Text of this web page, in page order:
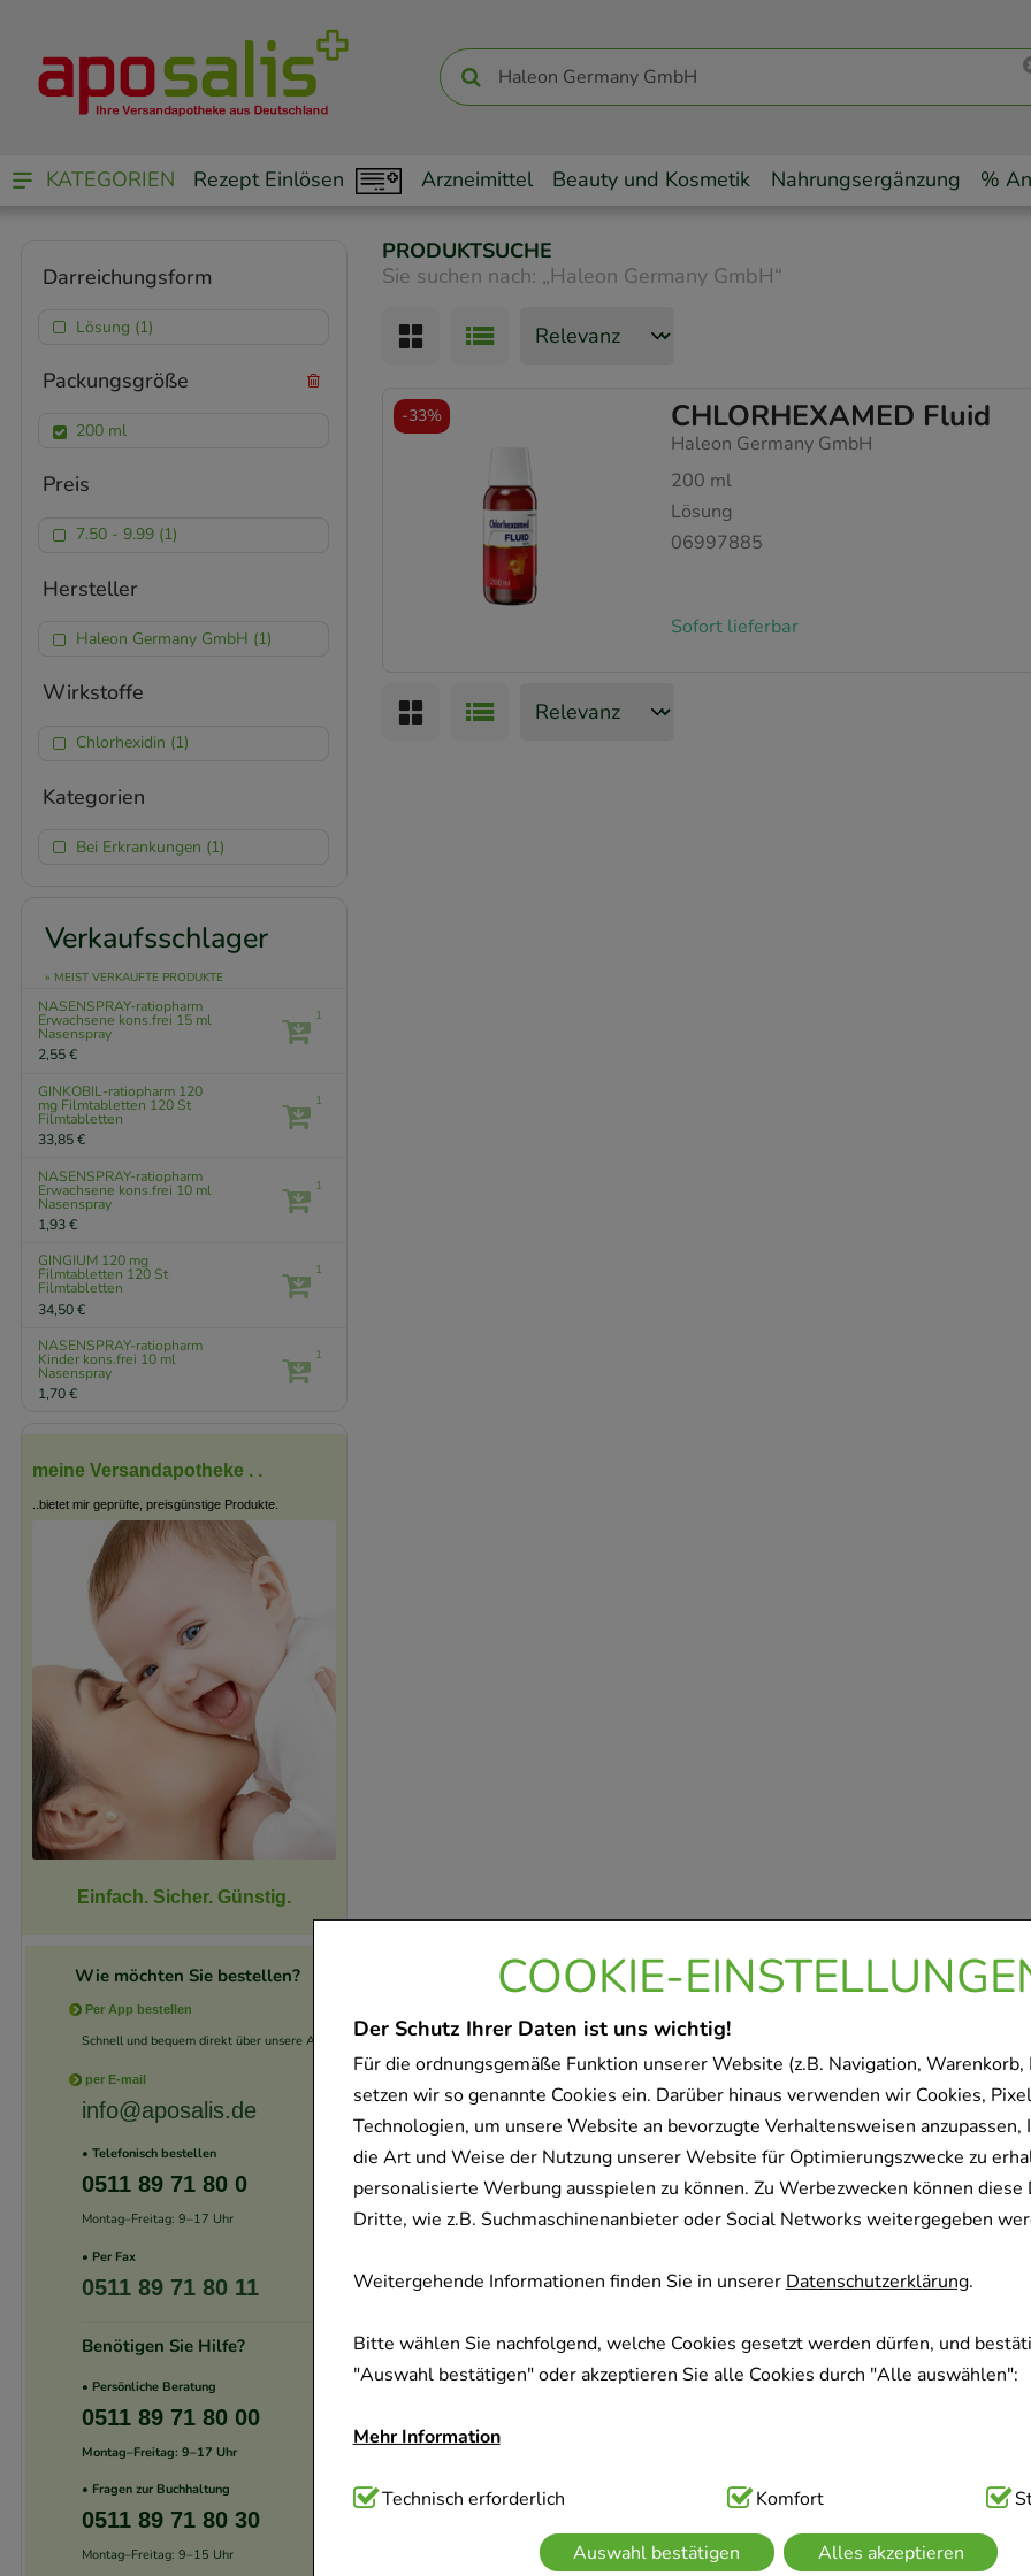
COOKIE-
Der Schutz Ihrer Daten ist uns wichtig!
Für die ordnungsgemäße Funktion unserer Website (z.B. Navigation, Warenkorb,
setzen wir so genannte Cookies ein. Darüber hinaus verwenden wir Cookies,
Technologien, um unsere Website an bevorzugte Verhaltensweisen anzupassen,
die Art und Weise der Nutzung unserer Website für Optimierungszwecke zu
personalisierte Werbung ausspielen zu können. Zu Werbezwecken können diese
Dritte, wie z.B. Suchmaschinenanbieter oder Social Networks weitergegeben
Weitergehende Informationen finden Sie in unsererDatenschutzerklärung.
Bitte wählen Sie nachfolgend, welche Cookies gesetzt werden dürfen, und
"Auswahl bestätigen" oder akzeptieren Sie alle Cookies durch "Alle auswählen":
Mehr Information
Technisch Notwendig:Hierbei handelt es sich um Cookies, die für die
Website notwendig sind (z.B. Navigation, Warenkorb, Kundenkonto), weshalb
verzichtet werden kann.
Technisch erforderlich Komfort
Auswahl bestätigen Alles akzeptieren
KATEGORIEN Rezept Einlösen Arzneimittel Beauty und Kosmetik Nahrungsergänzung %
PRODUKTSUCHE
Sie suchen nach: „Haleon Germany GmbH“
CHLORHEXAMED Fluid
Haleon Germany GmbH
200 ml
Lösung
06997885
Sofort lieferbar
-33%
Darreichungsform
Lösung (1)
Packungsgröße
200 ml
Preis
7.50 - 9.99 (1)
Hersteller
Haleon Germany GmbH (1)
Wirkstoffe
Chlorhexidin (1)
Kategorien
Bei Erkrankungen (1)
Verkaufsschlager
» MEIST VERKAUFTE PRODUKTE
NASENSPRAY-ratiopharm
Erwachsene kons.frei 15 ml
Nasenspray
2,55 €
1
GINKOBIL-ratiopharm 120
mg Filmtabletten 120 St
Filmtabletten
33,85 €
1
NASENSPRAY-ratiopharm
Erwachsene kons.frei 10 ml
Nasenspray
1,93 €
1
GINGIUM 120 mg
Filmtabletten 120 St
Filmtabletten
34,50 €
1
NASENSPRAY-ratiopharm
Kinder kons.frei 10 ml
Nasenspray
1,70 €
1
meine Versandapotheke . .
..bietet mir geprüfte, preisgünstige Produkte.
Einfach. Sicher. Günstig.
Wie möchten Sie bestellen?
Per App bestellen
Schnell und bequem direkt über unsere App.
per E-mail
info@aposalis.de
• Telefonisch bestellen
0511 89 71 80 0
Montag–Freitag: 9–17 Uhr
• Per Fax
0511 89 71 80 11
Benötigen Sie Hilfe?
• Persönliche Beratung
0511 89 71 80 00
Montag–Freitag: 9–17 Uhr
• Fragen zur Buchhaltung
0511 89 71 80 30
Montag–Freitag: 9–15 Uhr